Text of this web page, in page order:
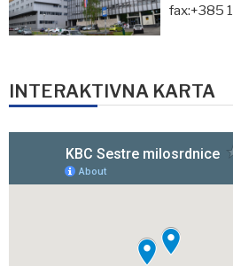
fax:+385
INTERAKTIVNA KARTA